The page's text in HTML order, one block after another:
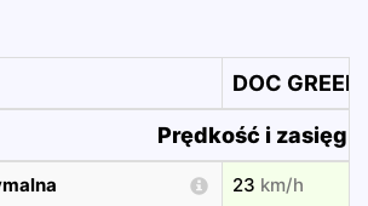
DOC
Prędkość i zasięg
23 km/h